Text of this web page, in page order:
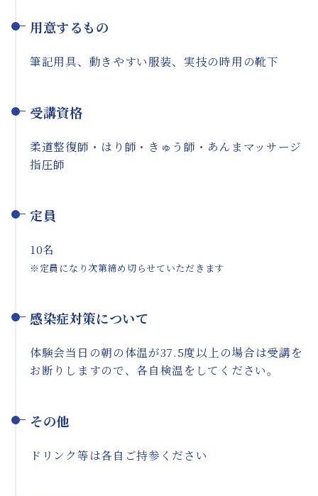
用意するもの
筆記用具、動きやすい服装、実技の時用の靴下
受講資格
柔道整復師・はり師・きゅう師・あんまマッサージ
指圧師
定員
10名
※定員になり次第締め切らせていただきます
感染症対策について
体験会当日の朝の体温が37.5度以上の場合は受講を
お断りしますので、各自検温をしてください。
その他
ドリンク等は各自ご持参ください